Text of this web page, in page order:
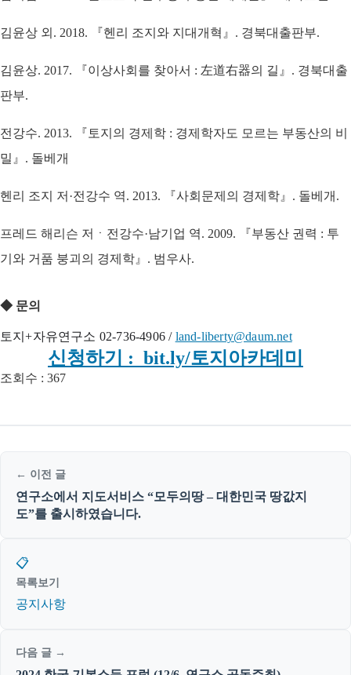
김윤상 외. 2018. 『헨리 조지와 지대개혁』. 경북대출판부.
김윤상. 2017. 『이상사회를 찾아서 : 左道右器의 길』. 경북대출
판부.
전강수. 2013. 『토지의 경제학 : 경제학자도 모르는 부동산의 비
밀』. 돌베개
헨리 조지 저·전강수 역. 2013. 『사회문제의 경제학』. 돌베개.
프레드 해리슨 저ㆍ전강수·남기업 역. 2009. 『부동산 권력 : 투
기와 거품 붕괴의 경제학』. 범우사.
◆ 문의
토지+자유연구소 02-736-4906 / land-liberty@daum.net
신청하기 : bit.ly/토지아카데미
조회수 : 367
← 이전 글
연구소에서 지도서비스 “모두의땅 – 대한민국 땅값지
도”를 출시하였습니다.
📋
목록보기
공지사항
다음 글 →